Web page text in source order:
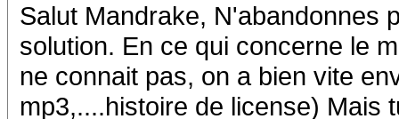
Salut Mandrake, N'abandonnes
solution. En ce qui concerne le
ne connait pas, on a bien vite
mp3,....histoire de license) Mais